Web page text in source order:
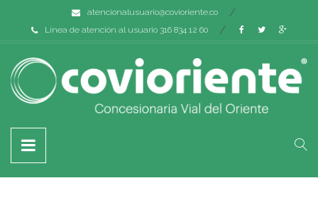
atencionalusuario@covioriente.co
Línea de atención al usuario 316 834 12 60